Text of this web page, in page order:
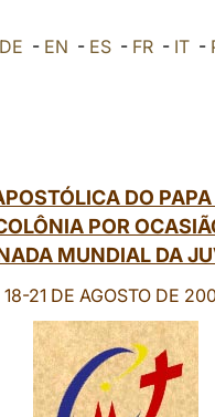
DE - EN - ES - FR - IT -
DO
POR
MUNDIAL DA
18-21 DE AGOSTO DE